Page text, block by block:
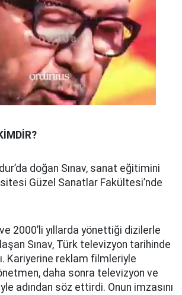
doğan Sınav, sanat eğitimini
Güzel Sanatlar Fakültesi’nde
2000’li yıllarda yönettiği dizilerle
Sınav, Türk televizyon tarihinde
Kariyerine reklam filmleriyle
daha sonra televizyon ve
adından söz ettirdi. Onun imzasını